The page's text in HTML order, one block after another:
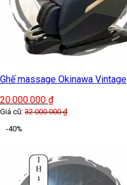
Ghế massage Okinawa Vintage
20.000.000 ₫
Giá cũ: 32.000.000₫
-40%